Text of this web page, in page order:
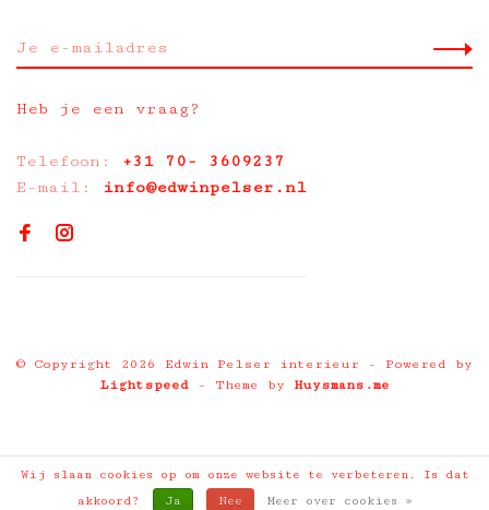
Heb je een vraag?
Telefoon: +31 70- 3609237
E-mail:
info@edwinpelser.nl
© Copyright 2026 Edwin Pelser interieur
- Powered by
Lightspeed- Theme by Huysmans.me
Wij slaan cookies op om onze website te verbeteren. Is dat
akkoord?
Ja Nee Meer over cookies »